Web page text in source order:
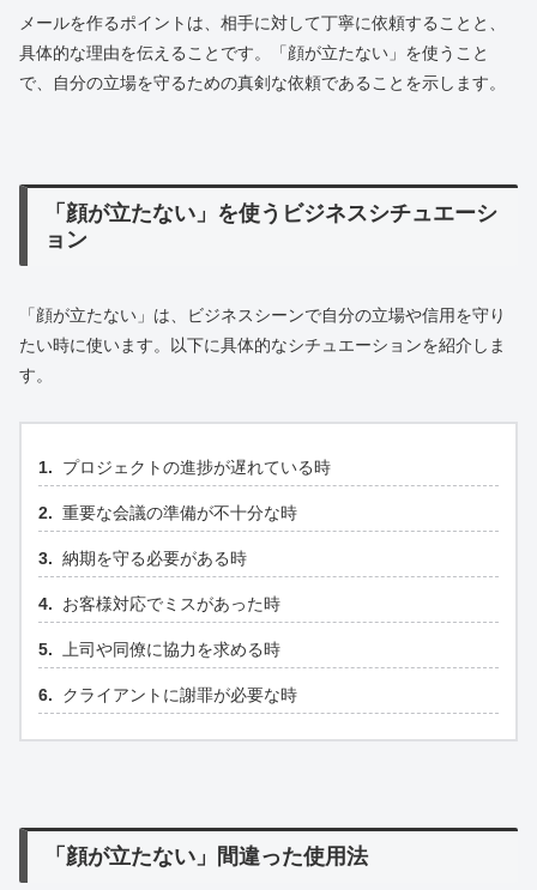
メールを作るポイントは、相手に対して丁寧に依頼することと、
具体的な理由を伝えることです。「顔が立たない」を使うこと
で、自分の立場を守るための真剣な依頼であることを示します。
「顔が立たない」を使うビジネスシチュエーシ
ョン
「顔が立たない」は、ビジネスシーンで自分の立場や信用を守り
たい時に使います。以下に具体的なシチュエーションを紹介しま
す。
プロジェクトの進捗が遅れている時
重要な会議の準備が不十分な時
納期を守る必要がある時
お客様対応でミスがあった時
上司や同僚に協力を求める時
クライアントに謝罪が必要な時
「顔が立たない」間違った使用法